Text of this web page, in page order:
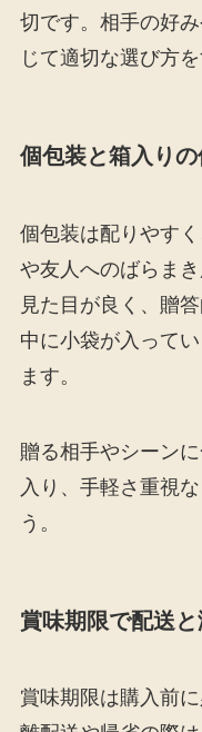
切です。相手の好
じて適切な選び方
個包装と箱入り
個包装は配りやす
や友人へのばらま
見た目が良く、贈
中に小袋が入って
ます。
贈る相手やシーン
入り、手軽さ重視
う。
賞味期限で配送
賞味期限は購入前